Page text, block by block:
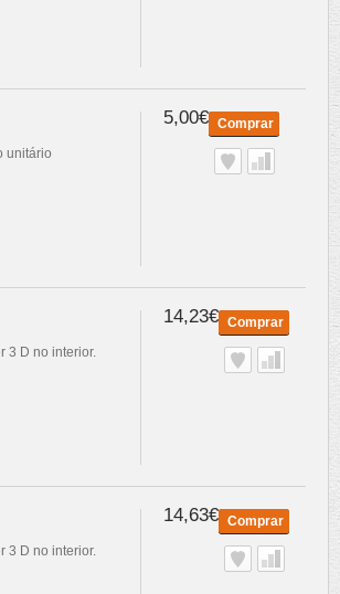
5,00€ Comprar
unitário
14,23€ Comprar
3 D no interior.
14,63€ Comprar
3 D no interior.